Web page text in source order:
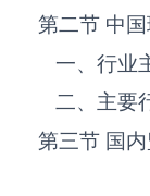
第二节 中
一、行业
二、主要
第三节 国